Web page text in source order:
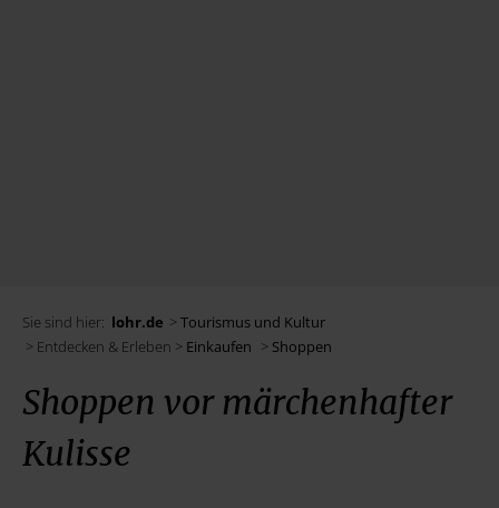
Sie sind hier: lohr.de > Tourismus und Kultur
> Entdecken & Erleben > Einkaufen > Shoppen
Shoppen vor märchenhafter
Kulisse